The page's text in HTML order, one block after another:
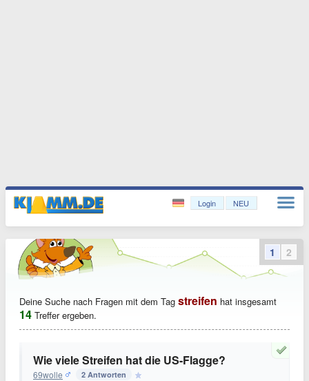
Login NEU
Deine Suche nach Fragen mit dem Tag streifen hat insgesamt
14 Treffer ergeben.
Wie viele Streifen hat die US-Flagge?
69wolle 2 Antworten
1 2